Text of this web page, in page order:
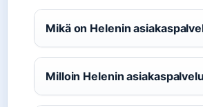
Mikä on Helenin
Milloin Helenin